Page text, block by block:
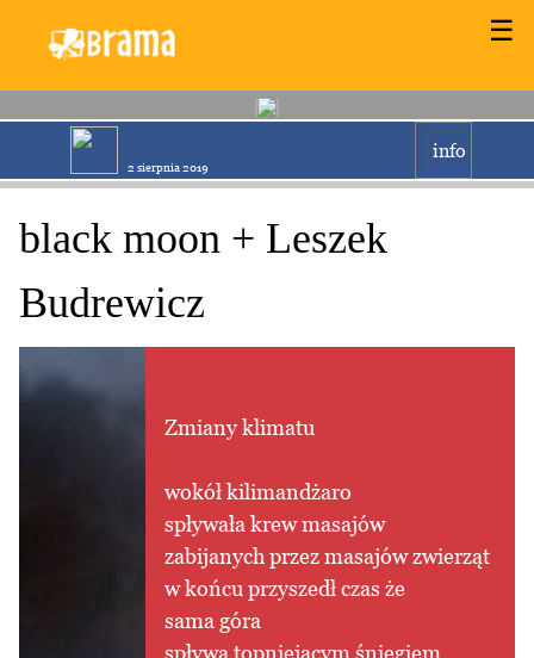
☰
2 sierpnia 2019
info
black moon + Leszek
Budrewicz
Zmiany klimatu
wokół kilimandżaro
spływała krew masajów
zabijanych przez masajów zwierząt
w końcu przyszedł czas że
sama góra